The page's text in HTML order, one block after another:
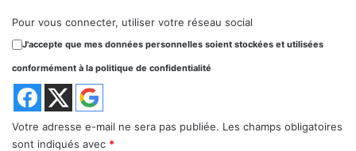
Pour vous connecter, utiliser votre réseau social
J'accepte que mes données personnelles soient stockées et utilisées
conformément à la politique de confidentialité
Votre adresse e-mail ne sera pas publiée. Les champs obligatoires
sont indiqués avec *